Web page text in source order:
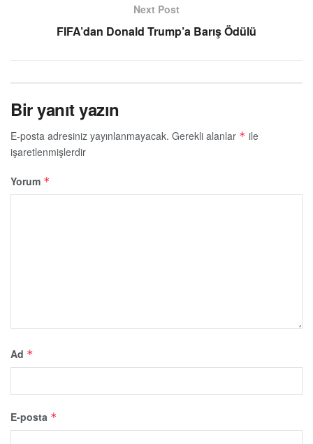
Next Post
FIFA’dan Donald Trump’a Barış Ödülü
Bir yanıt yazın
E-posta adresiniz yayınlanmayacak. Gerekli alanlar * ile
işaretlenmişlerdir
Yorum *
Ad *
E-posta *